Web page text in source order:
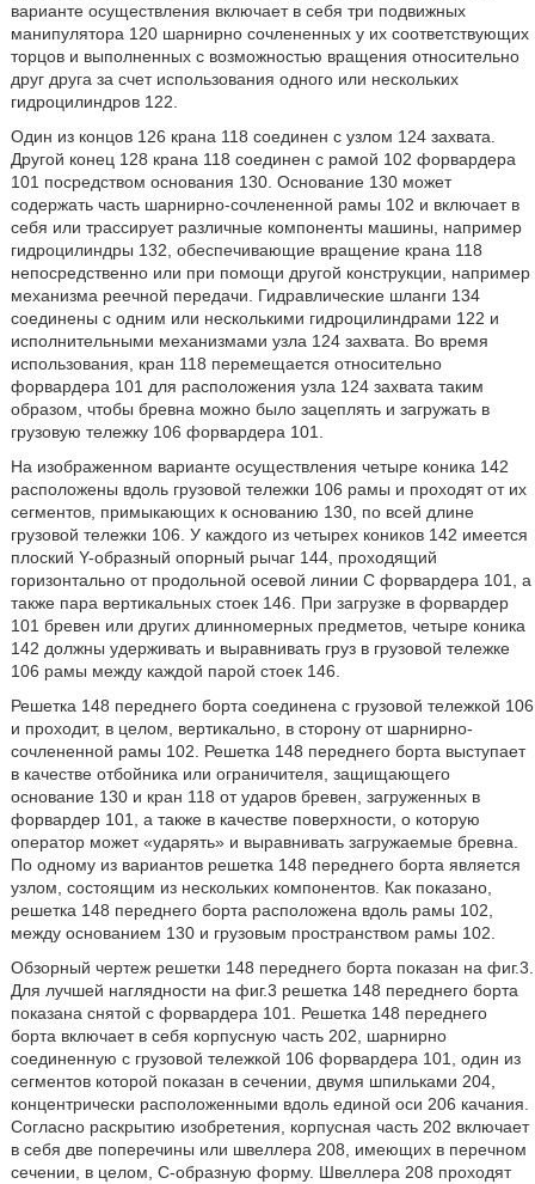
варианте осуществления включает в себя три подвижных
манипулятора 120 шарнирно сочлененных у их соответствующих
торцов и выполненных с возможностью вращения относительно
друг друга за счет использования одного или нескольких
гидроцилиндров 122.
Один из концов 126 крана 118 соединен с узлом 124 захвата.
Другой конец 128 крана 118 соединен с рамой 102 форвардера
101 посредством основания 130. Основание 130 может
содержать часть шарнирно-сочлененной рамы 102 и включает в
себя или трассирует различные компоненты машины, например
гидроцилиндры 132, обеспечивающие вращение крана 118
непосредственно или при помощи другой конструкции, например
механизма реечной передачи. Гидравлические шланги 134
соединены с одним или несколькими гидроцилиндрами 122 и
исполнительными механизмами узла 124 захвата. Во время
использования, кран 118 перемещается относительно
форвардера 101 для расположения узла 124 захвата таким
образом, чтобы бревна можно было зацеплять и загружать в
грузовую тележку 106 форвардера 101.
На изображенном варианте осуществления четыре коника 142
расположены вдоль грузовой тележки 106 рамы и проходят от их
сегментов, примыкающих к основанию 130, по всей длине
грузовой тележки 106. У каждого из четырех коников 142 имеется
плоский Y-образный опорный рычаг 144, проходящий
горизонтально от продольной осевой линии С форвардера 101, а
также пара вертикальных стоек 146. При загрузке в форвардер
101 бревен или других длинномерных предметов, четыре коника
142 должны удерживать и выравнивать груз в грузовой тележке
106 рамы между каждой парой стоек 146.
Решетка 148 переднего борта соединена с грузовой тележкой 106
и проходит, в целом, вертикально, в сторону от шарнирно-
сочлененной рамы 102. Решетка 148 переднего борта выступает
в качестве отбойника или ограничителя, защищающего
основание 130 и кран 118 от ударов бревен, загруженных в
форвардер 101, а также в качестве поверхности, о которую
оператор может «ударять» и выравнивать загружаемые бревна.
По одному из вариантов решетка 148 переднего борта является
узлом, состоящим из нескольких компонентов. Как показано,
решетка 148 переднего борта расположена вдоль рамы 102,
между основанием 130 и грузовым пространством рамы 102.
Обзорный чертеж решетки 148 переднего борта показан на фиг.3.
Для лучшей наглядности на фиг.3 решетка 148 переднего борта
показана снятой с форвардера 101. Решетка 148 переднего
борта включает в себя корпусную часть 202, шарнирно
соединенную с грузовой тележкой 106 форвардера 101, один из
сегментов которой показан в сечении, двумя шпильками 204,
концентрически расположенными вдоль единой оси 206 качания.
Согласно раскрытию изобретения, корпусная часть 202 включает
в себя две поперечины или швеллера 208, имеющих в перечном
сечении, в целом, С-образную форму. Швеллера 208 проходят